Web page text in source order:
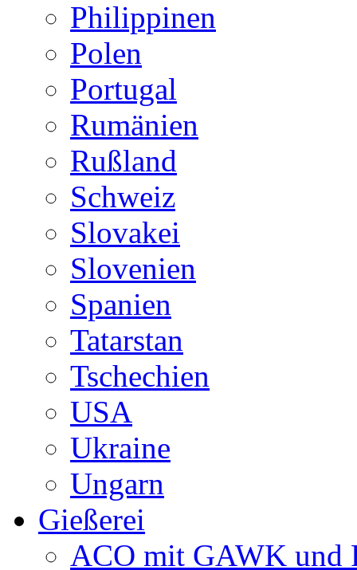
Philippinen
Polen
Portugal
Rumänien
Rußland
Schweiz
Slovakei
Slovenien
Spanien
Tatarstan
Tschechien
USA
Ukraine
Ungarn
Gießerei
ACO mit GAWK und